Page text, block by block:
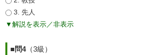
3. 先人
▼解説を表示／非表示
■問4（3級）